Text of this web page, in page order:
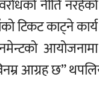
नीति नरहेको
टिकट काट्ने
आग्रह छ”